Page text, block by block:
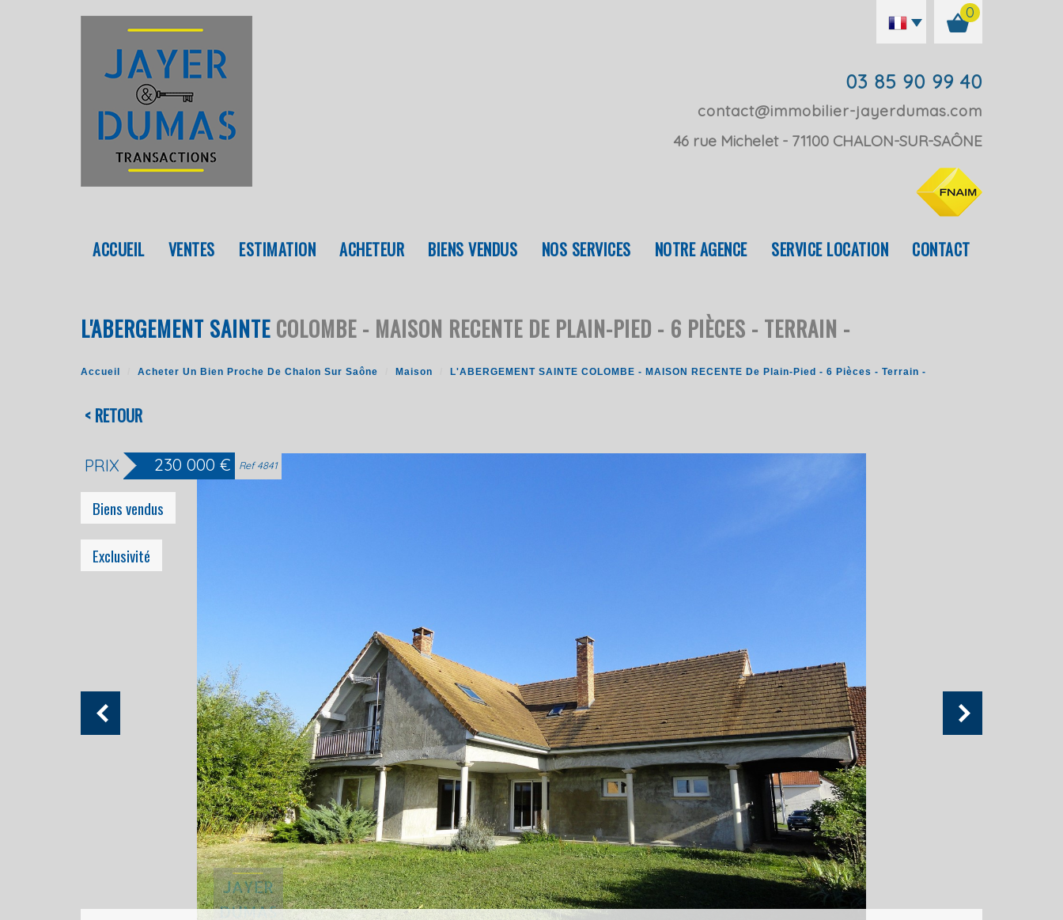
0
03 85 90 99 40
contact@immobilier-jayerdumas.com
46 rue Michelet
71100 CHALON-SUR-SAÔNE
ACCUEIL VENTES ESTIMATION ACHETEUR BIENS VENDUS NOS SERVICES NOTRE AGENCE SERVICE LOCATION CONTACT
L'ABERGEMENT SAINTE COLOMBE - MAISON RECENTE DE PLAIN-PIED - 6 PIÈCES - TERRAIN -
Accueil Acheter Un Bien Proche De Chalon Sur Saône Maison L'ABERGEMENT SAINTE COLOMBE - MAISON RECENTE De Plain-Pied - 6 Pièces - Terrain -
< RETOUR
PRIX 230 000 € Ref 4841
Biens vendus
Exclusivité